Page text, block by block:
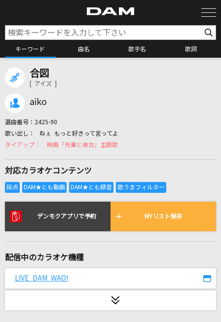
キーワード 曲名 歌手名 歌詞
カラオケリクエスト
リアルタイムで歌われている曲の一覧
[生音]HOT LIMIT
[生音]ドライフラワー
優里
合図
[ アイズ ]
aiko
選曲番号： 2425-90
ねぇ もっと好きって言ってよ
映画「先輩と彼女」主題歌
対応カラオケコンテンツ
デンモクアプリで予約 MYリスト保存
配信中のカラオケ機種
LIVE DAM WAO!